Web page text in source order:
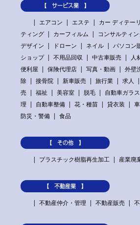
【 サービス業 】
エアコン
エステ カー ディテー
ティング
カーフィルム コンサルティ
デザイン
ドローン ネイル パソコン
ショップ
不用品回収 中古車販売 人
便利屋
保険代理店 写真・動画 外壁
除
接骨院 新車販売 旅行業 求人
売
福祉 美容室 脱毛 自動車ガラ
理
自動車整備 花・種苗 貸衣装
防災・警備
食品
【 その他 】
プラスチック樹脂再生加工
産業廃
【 不動産業 】
不動産仲介・管理
不動産販売